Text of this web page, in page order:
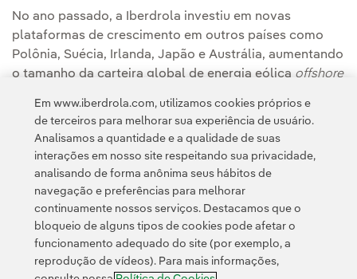
No ano passado, a Iberdrola investiu em novas
plataformas de crescimento em outros países como
Polônia, Suécia, Irlanda, Japão e Austrália, aumentando
o tamanho da carteira global de energia eólica offshore
Política de Privacidade Informação legal
Política de cookies Configuração de cookies Acessibilidade
Canal de denúncias
Em www.iberdrola.com, utilizamos cookies próprios e
de terceiros para melhorar sua experiência de usuário.
Analisamos a quantidade e a qualidade de suas
interações em nosso site respeitando sua privacidade,
analisando de forma anônima seus hábitos de
navegação e preferências para melhorar
continuamente nossos serviços. Destacamos que o
bloqueio de alguns tipos de cookies pode afetar o
funcionamento adequado do site (por exemplo, a
reprodução de vídeos). Para mais informações,